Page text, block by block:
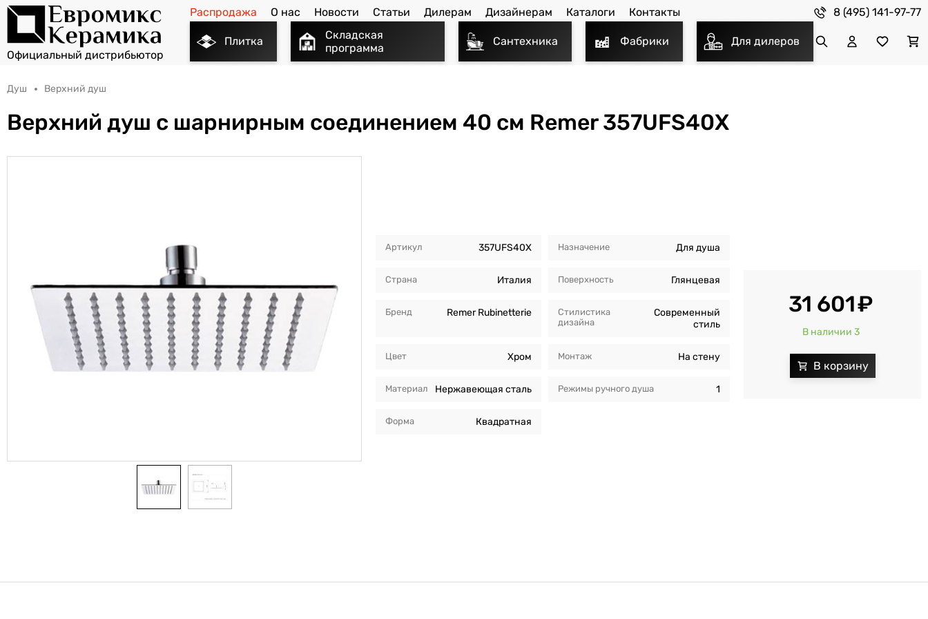
Распродажа О нас Новости Статьи Дилерам Дизайнерам Каталоги Контакты 8 (495) 141-97-77
Плитка
Складская
программа
Сантехника Фабрики Для дилеров
Душ Верхний душ
Верхний душ с шарнирным соединением 40 см Remer 357UFS40X
Артикул 357UFS40X
Страна Италия
Бренд Remer Rubinetterie
Цвет Хром
Материал Нержавеющая сталь
Форма Квадратная
Назначение Для душа
Поверхность Глянцевая
Стилистика
дизайна
Современный
стиль
Монтаж На стену
Режимы ручного душа 1
31 601
В наличии 3